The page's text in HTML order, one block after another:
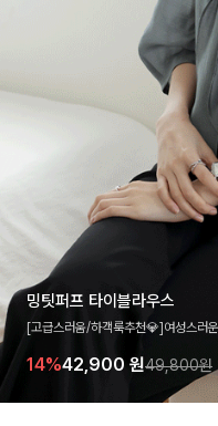
밍팃퍼프 타이블라우스
[고급스러움/하객룩추천💎]여성스러
라우스 🤍 여유로운 7부 소매로 편안
기 좋은 아이템이에요
14%42,900 원49,800원